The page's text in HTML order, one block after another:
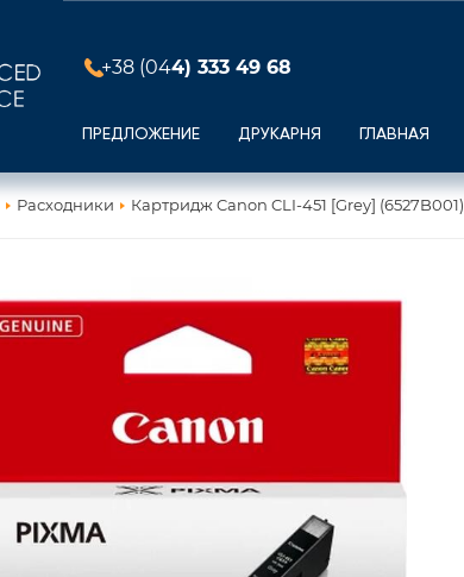
+38 (044) 333 49 68
ПРЕДЛОЖЕНИЕ ДРУКАРНЯ ГЛАВНАЯ
Расходники Картридж Canon CLI-451 [Grey] (6527B001)